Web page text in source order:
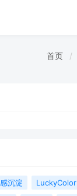
首页
沉淀 LuckyColor